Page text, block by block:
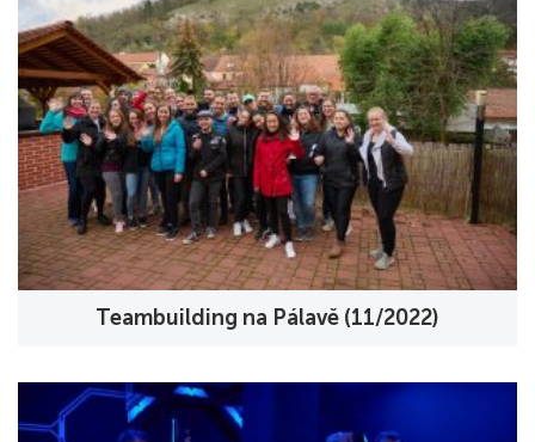
Teambuilding na Pálavě (11/2022)